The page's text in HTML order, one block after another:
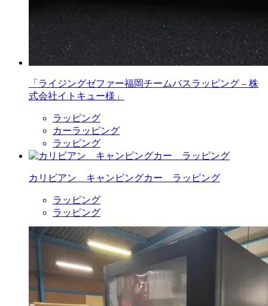
「ライジングゼファー福岡チームバスラッピング – 株
式会社イトキュー様」
ラッピング
カーラッピング
ラッピング
カリビアン キャンピングカー ラッピング
ラッピング
ラッピング